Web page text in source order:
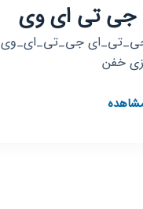
جی تی ای وی
جی_تی_ای_وی
خفن
کانال